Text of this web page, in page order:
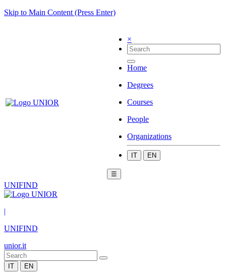
Skip to Main Content (Press Enter)
×
Home
Degrees
Courses
People
Organizations
IT EN
☰
UNIFIND
|
UNIFIND
unior.it
IT EN